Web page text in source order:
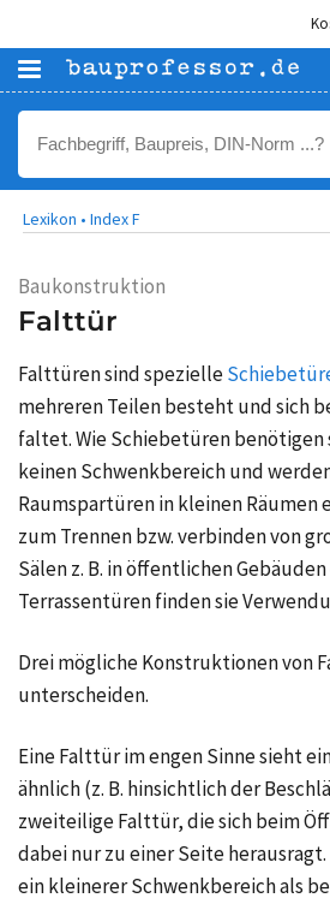
Lexikon • Index F
Baukonstruktion
Falttür
Falttüren sind spezielle
mehreren Teilen besteht und sich
faltet. Wie Schiebetüren benötigen
keinen Schwenkbereich und
Raumspartüren in kleinen Räumen
zum Trennen bzw. verbinden von
Sälen z. B. in öffentlichen
Terrassentüren finden sie
Drei mögliche Konstruktionen von
unterscheiden.
Eine Falttür im engen Sinne sieht
ähnlich (z. B. hinsichtlich der
zweiteilige Falttür, die sich beim
dabei nur zu einer Seite
ein kleinerer Schwenkbereich als